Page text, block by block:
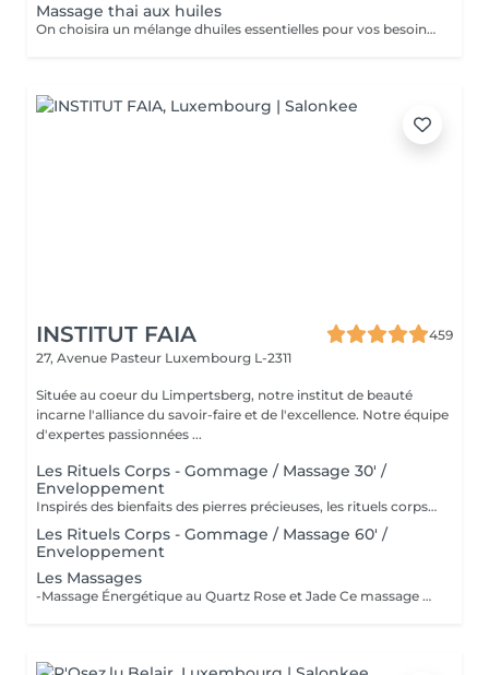
Massage thai aux huiles
On choisira un mélange dhuiles essentielles pour vos besoins physiques. Un massage thérapeutique à laide dune technique spéciale pour vider les poches de liquide lymphatique et de rétention deau. Ce traitement est conçu pour aider à stimuler la circulation et daccroître la capacité du corps à éliminer les toxines et à absorber les éléments nutritifs. Vos huiles essentielles préférées peuvent être sélectionnées à votre arrivée.
INSTITUT FAIA
459
27, Avenue Pasteur Luxembourg L-2311
Située au coeur du Limpertsberg, notre institut de beauté
incarne l'alliance du savoir-faire et de l'excellence. Notre équipe
d'expertes passionnées ...
Les Rituels Corps - Gommage / Massage 30' /
Enveloppement
Inspirés des bienfaits des pierres précieuses, les rituels corps Gemology associent techniques de massage expertes et actifs minéraux pour offrir un moment de détente absolue. Chaque soin est conçu pour rééquilibrer, hydrater, raffermir ou détoxifier la peau, tout en apaisant le corps et l'esprit. Une expérience sensorielle unique, où luxe et efficacité se rencontrent pour révéler l'éclat naturel de votre peau.
Les Rituels Corps - Gommage / Massage 60' /
Enveloppement
Les Massages
-Massage Énergétique au Quartz Rose et Jade Ce massage unique associe la puissance vibratoire des pierres précieuses à des manuvres profondes et relaxantes. Grâce au quartz rose et au jade, il rééquilibre les énergies, relâche les tensions et réveille l'éclat intérieur. Un véritable soin holistique, pour le corps et l'esprit. -Massage Ressourçant Future Maman Spécialement conçu pour accompagner la femme enceinte en douceur, ce massage soulage les tensions, améliore la circulation et procure une profonde sensation de bien-être. Réalisé avec des mouvements enveloppants et des produits adaptés, il offre un moment précieux de connexion avec soi et avec bébé.